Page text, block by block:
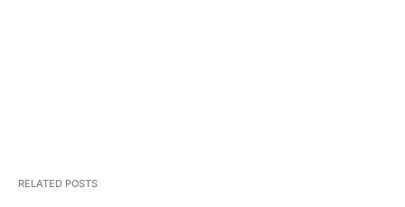
RELATED POSTS